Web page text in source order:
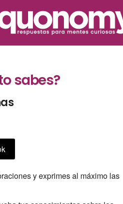
sabes?
y exprimes al máximo las